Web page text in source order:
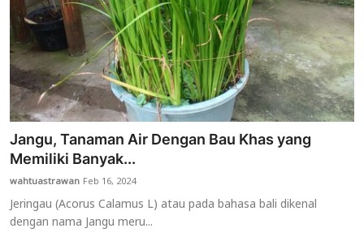
Jangu, Tanaman Air Dengan Bau Khas yang
Memiliki Banyak...
wahtuastrawan Feb 16, 2024
Jeringau (Acorus Calamus L) atau pada bahasa bali dikenal
dengan nama Jangu meru...